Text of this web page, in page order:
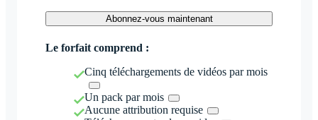
Abonnez-vous maintenant
Le forfait comprend :
Cinq téléchargements de vidéos par mois
Un pack par mois
Aucune attribution requise